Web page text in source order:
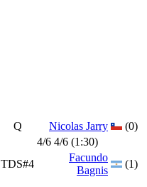
Q Nicolas Jarry
(0)
4/6 4/6 (1:30)
TDS#4
Facundo
Bagnis
(1)